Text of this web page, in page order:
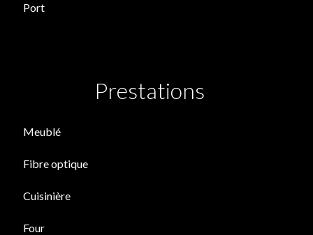
Port
Prestations
Meublé
Fibre optique
Cuisinière
Four